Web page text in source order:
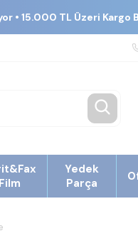
• 15.000 TL Üzeri Kargo
Film
Yedek
Parça